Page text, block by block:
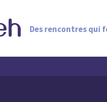
Des rencontres qui